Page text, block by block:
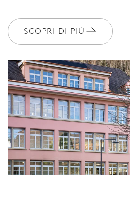
SCOPRI DI PIÙ